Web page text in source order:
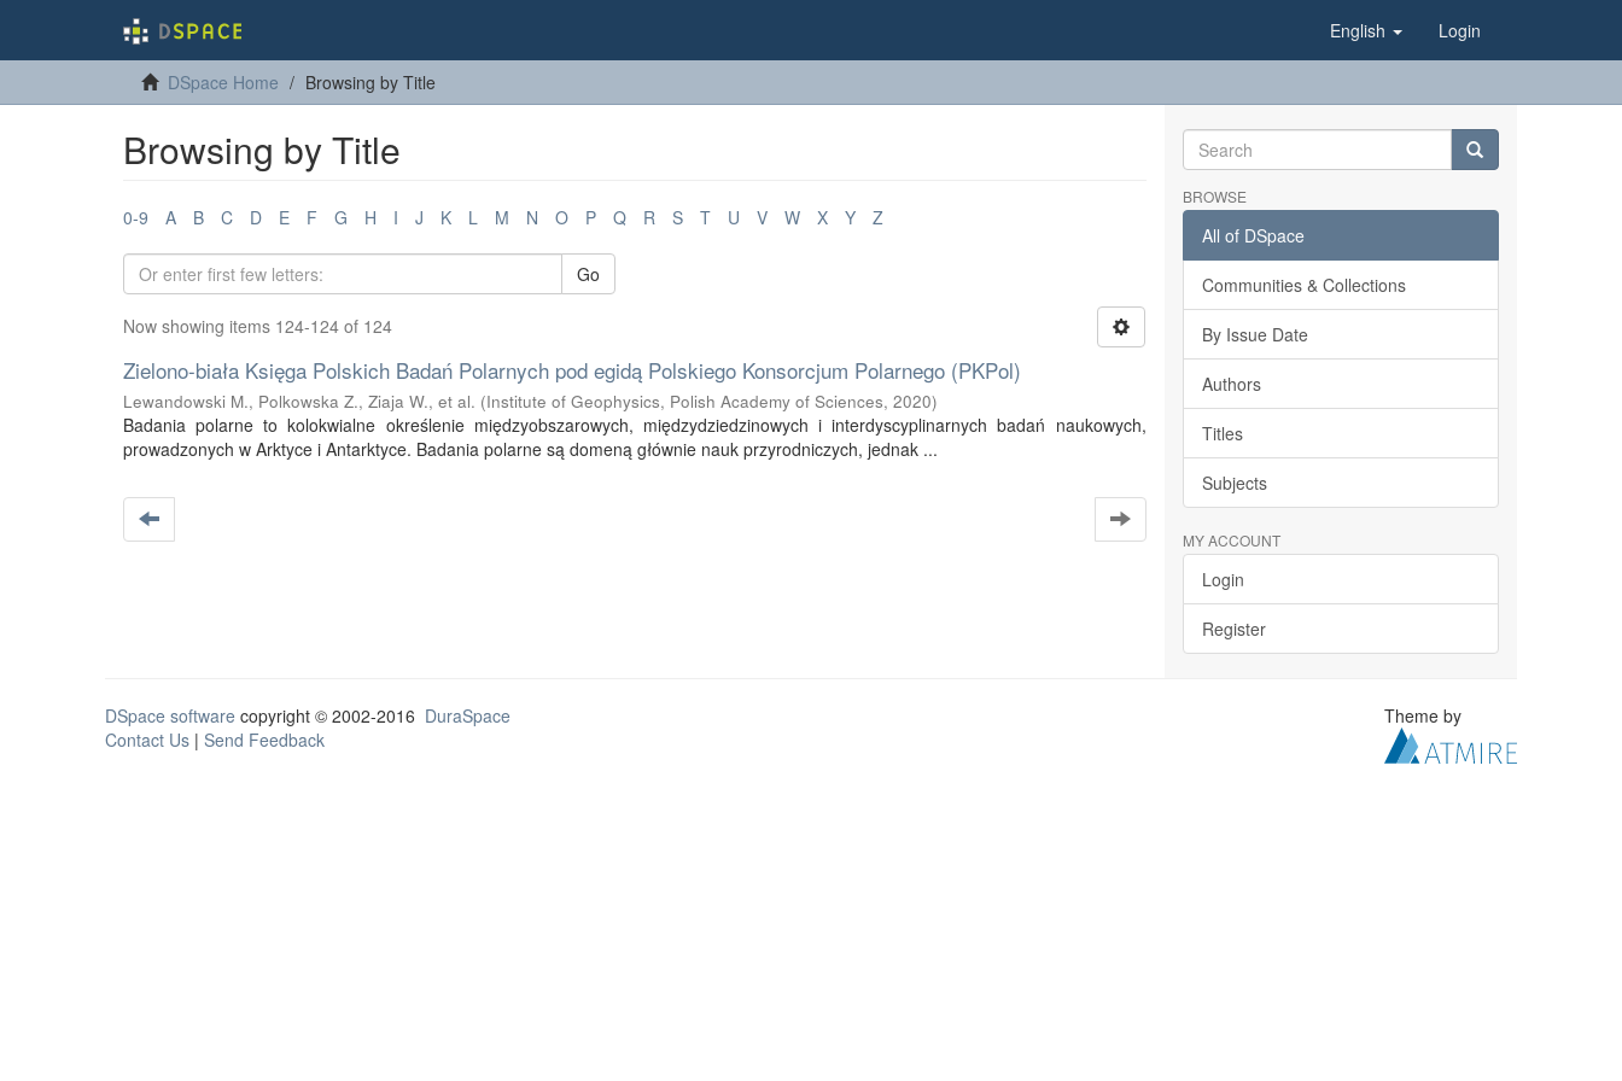
English Login
DSpace Home Browsing by Title
Browsing by Title
0-9 A B C D E F G H I J K L M N O P Q R S T U V W X Y Z
Go
Now showing items 124-124 of 124
Zielono-biała Księga Polskich Badań Polarnych pod egidą Polskiego Konsorcjum Polarnego (PKPol)
Lewandowski M., Polkowska Z., Ziaja W., et al. (Institute of Geophysics, Polish Academy of Sciences, 2020)
Badania polarne to kolokwialne określenie międzyobszarowych, międzydziedzinowych i interdyscyplinarnych badań naukowych,
prowadzonych w Arktyce i Antarktyce. Badania polarne są domeną głównie nauk przyrodniczych, jednak ...
BROWSE
All of DSpace
Communities & Collections
By Issue Date
Authors
Titles
Subjects
MY ACCOUNT
Login
Register
DSpace software copyright © 2002-2016 DuraSpace
Contact Us | Send Feedback
Theme by